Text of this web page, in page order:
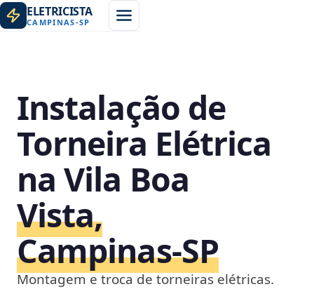
ELETRICISTA
CAMPINAS-SP
Instalação de
Torneira Elétrica
na Vila Boa
Vista,
Campinas‑SP
Montagem e troca de torneiras elétricas.